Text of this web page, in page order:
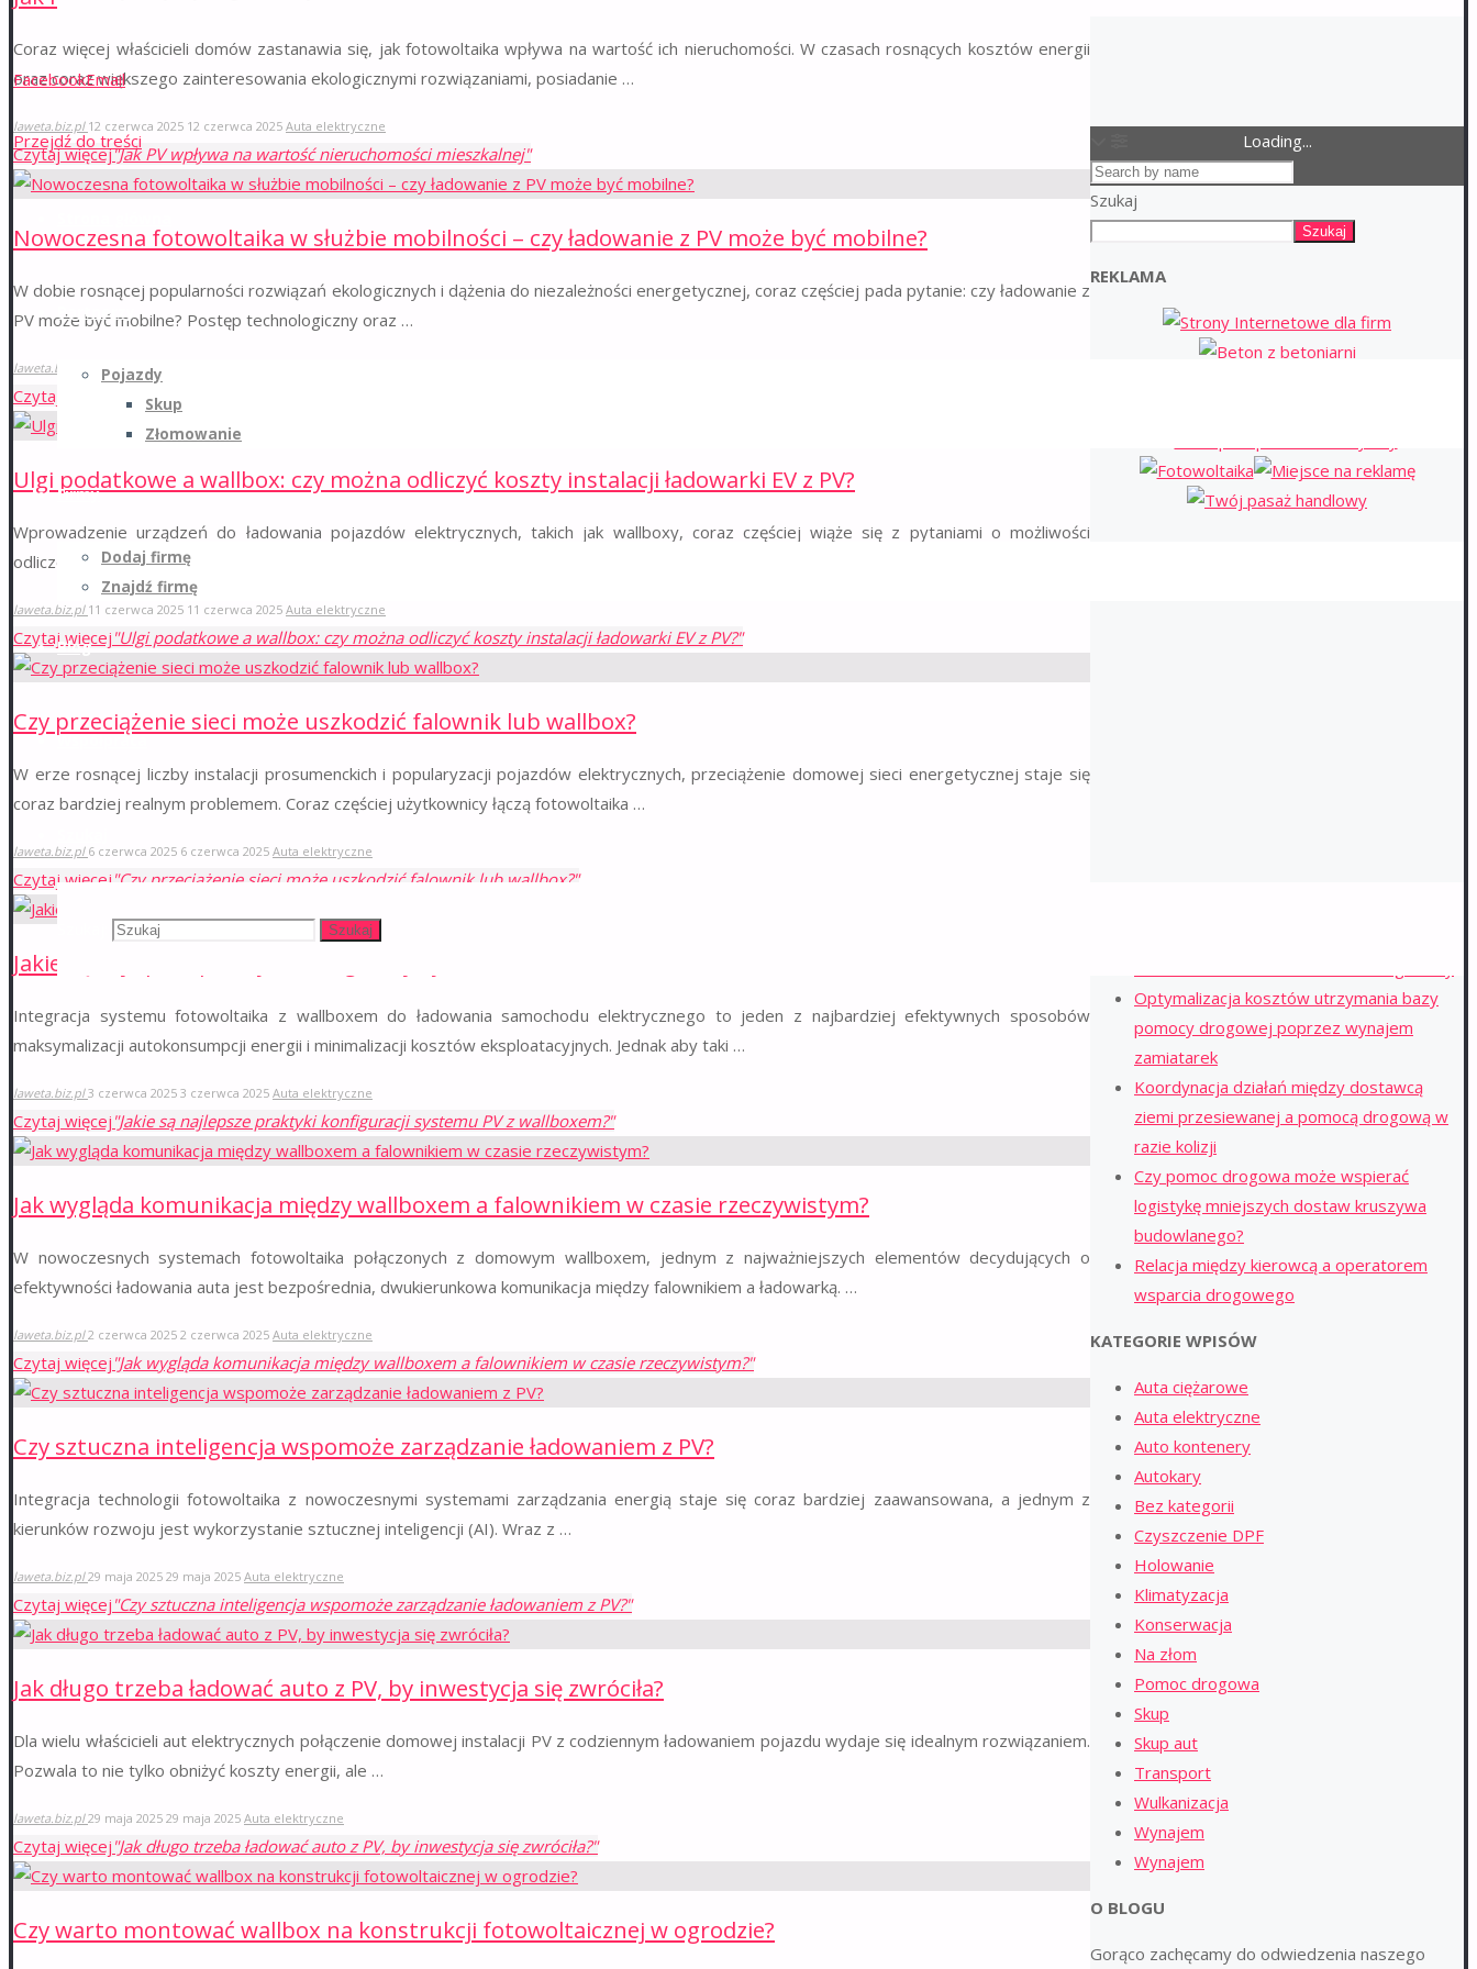
FacebookEmail
Przejdź do treści
Partnerzy
Pojazdy
Skup
Złomowanie
Firmy
Dodaj firmę
Znajdź firmę
Blog
Współpraca
Szukaj
Coraz więcej właścicieli domów zastanawia się, jak fotowoltaika wpływa na wartość ich nieruchomości. W czasach rosnących kosztów energii
oraz coraz większego zainteresowania ekologicznymi rozwiązaniami, posiadanie …
laweta.biz.pl 12 czerwca 2025 12 czerwca 2025 Auta elektryczne
Czytaj więcej"Jak PV wpływa na wartość nieruchomości mieszkalnej"
Nowoczesna fotowoltaika w służbie mobilności – czy ładowanie z PV może być mobilne?
W dobie rosnącej popularności rozwiązań ekologicznych i dążenia do niezależności energetycznej, coraz częściej pada pytanie: czy ładowanie z
PV może być mobilne? Postęp technologiczny oraz …
laweta.biz.pl 12 czerwca 2025
Czytaj więcej "Nowoczesna fotowoltaika w służbie mobilności – czy ładowanie z PV może być mobilne?"
Ulgi podatkowe a wallbox: czy można odliczyć koszty instalacji ładowarki EV z PV?
Wprowadzenie urządzeń do ładowania pojazdów elektrycznych, takich jak wallboxy, coraz częściej wiąże się z pytaniami o możliwości
odliczenia takich wydatków w rozliczeniach podatkowych. W kontekście …
laweta.biz.pl 11 czerwca 2025 11 czerwca 2025 Auta elektryczne
Czytaj więcej "Ulgi podatkowe a wallbox: czy można odliczyć koszty instalacji ładowarki EV z PV?"
Czy przeciążenie sieci może uszkodzić falownik lub wallbox?
W erze rosnącej liczby instalacji prosumenckich i popularyzacji pojazdów elektrycznych, przeciążenie domowej sieci energetycznej staje się
coraz bardziej realnym problemem. Coraz częściej użytkownicy łączą fotowoltaika …
laweta.biz.pl 6 czerwca 2025 6 czerwca 2025 Auta elektryczne
Czytaj więcej "Czy przeciążenie sieci może uszkodzić falownik lub wallbox?"
Jakie są najlepsze praktyki konfiguracji systemu PV z wallboxem?
Integracja systemu fotowoltaika z wallboxem do ładowania samochodu elektrycznego to jeden z najbardziej efektywnych sposobów
maksymalizacji autokonsumpcji energii i minimalizacji kosztów eksploatacyjnych. Jednak aby taki …
laweta.biz.pl 3 czerwca 2025 3 czerwca 2025 Auta elektryczne
Czytaj więcej "Jakie są najlepsze praktyki konfiguracji systemu PV z wallboxem?"
Jak wygląda komunikacja między wallboxem a falownikiem w czasie rzeczywistym?
W nowoczesnych systemach fotowoltaika połączonych z domowym wallboxem, jednym z najważniejszych elementów decydujących o
efektywności ładowania auta jest bezpośrednia, dwukierunkowa komunikacja między falownikiem a ładowarką. …
laweta.biz.pl 2 czerwca 2025 2 czerwca 2025 Auta elektryczne
Czytaj więcej "Jak wygląda komunikacja między wallboxem a falownikiem w czasie rzeczywistym?"
Czy sztuczna inteligencja wspomoże zarządzanie ładowaniem z PV?
Integracja technologii fotowoltaika z nowoczesnymi systemami zarządzania energią staje się coraz bardziej zaawansowana, a jednym z
kierunków rozwoju jest wykorzystanie sztucznej inteligencji (AI). Wraz z …
laweta.biz.pl 29 maja 2025 29 maja 2025 Auta elektryczne
Czytaj więcej "Czy sztuczna inteligencja wspomoże zarządzanie ładowaniem z PV?"
Jak długo trzeba ładować auto z PV, by inwestycja się zwróciła?
Dla wielu właścicieli aut elektrycznych połączenie domowej instalacji PV z codziennym ładowaniem pojazdu wydaje się idealnym rozwiązaniem.
Pozwala to nie tylko obniżyć koszty energii, ale …
laweta.biz.pl 29 maja 2025 29 maja 2025 Auta elektryczne
Czytaj więcej "Jak długo trzeba ładować auto z PV, by inwestycja się zwróciła?"
Czy warto montować wallbox na konstrukcji fotowoltaicznej w ogrodzie?
Loading...
Szukaj
Szukaj
REKLAMA
Optymalizacja kosztów utrzymania bazy
pomocy drogowej poprzez wynajem
zamiatarek
Koordynacja działań między dostawcą
ziemi przesiewanej a pomocą drogową w
razie kolizji
Czy pomoc drogowa może wspierać
logistykę mniejszych dostaw kruszywa
budowlanego?
Relacja między kierowcą a operatorem
wsparcia drogowego
KATEGORIE WPISÓW
Auta ciężarowe
Auta elektryczne
Auto kontenery
Autokary
Bez kategorii
Czyszczenie DPF
Holowanie
Klimatyzacja
Konserwacja
Na złom
Pomoc drogowa
Skup
Skup aut
Transport
Wulkanizacja
Wynajem
Wynajem
O BLOGU
Gorąco zachęcamy do odwiedzenia naszego